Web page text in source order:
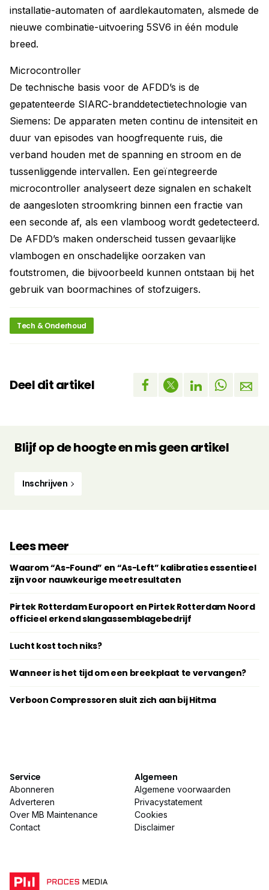
installatie-automaten of aardlekautomaten, alsmede de
nieuwe combinatie-uitvoering 5SV6 in één module
breed.
Microcontroller
De technische basis voor de AFDD’s is de
gepatenteerde SIARC-branddetectietechnologie van
Siemens: De apparaten meten continu de intensiteit en
duur van episodes van hoogfrequente ruis, die
verband houden met de spanning en stroom en de
tussenliggende intervallen. Een geïntegreerde
microcontroller analyseert deze signalen en schakelt
de aangesloten stroomkring binnen een fractie van
een seconde af, als een vlamboog wordt gedetecteerd.
De AFDD’s maken onderscheid tussen gevaarlijke
vlambogen en onschadelijke oorzaken van
foutstromen, die bijvoorbeeld kunnen ontstaan bij het
gebruik van boormachines of stofzuigers.
Tech & Onderhoud
Deel dit artikel
Blijf op de hoogte en mis geen artikel
Inschrijven
Lees meer
Waarom “As-Found” en “As-Left” kalibraties essentieel
zijn voor nauwkeurige meetresultaten
Pirtek Rotterdam Europoort en Pirtek Rotterdam Noord
officieel erkend slangassemblagebedrijf
Lucht kost toch niks?
Wanneer is het tijd om een breekplaat te vervangen?
Verboon Compressoren sluit zich aan bij Hitma
Service
Abonneren
Adverteren
Over MB Maintenance
Contact
Algemeen
Algemene voorwaarden
Privacystatement
Cookies
Disclaimer